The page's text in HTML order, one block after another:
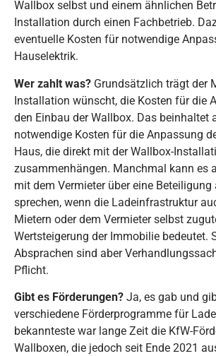
Wallbox selbst und einem ähnlichen
Installation durch einen Fachbetrieb.
eventuelle Kosten für notwendige
Hauselektrik.
Wer zahlt was? Grundsätzlich trägt der
Installation wünscht, die Kosten für die
den Einbau der Wallbox. Das beinhaltet
notwendige Kosten für die Anpassung
Haus, die direkt mit der Wallbox-
zusammenhängen. Manchmal kann es
mit dem Vermieter über eine Beteiligung
sprechen, wenn die Ladeinfrastruktur
Mietern oder dem Vermieter selbst
Wertsteigerung der Immobilie bedeutet.
Absprachen sind aber
Pflicht.
Gibt es Förderungen? Ja, es gab und
verschiedene Förderprogramme für
bekannteste war lange Zeit die KfW-
Wallboxen, die jedoch seit Ende 2021